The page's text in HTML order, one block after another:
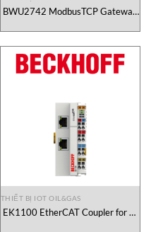
BWU2742 ModbusTCP Gateway
THIẾT BỊ IOT OIL&GAS
EK1100 EtherCAT Coupler for E-